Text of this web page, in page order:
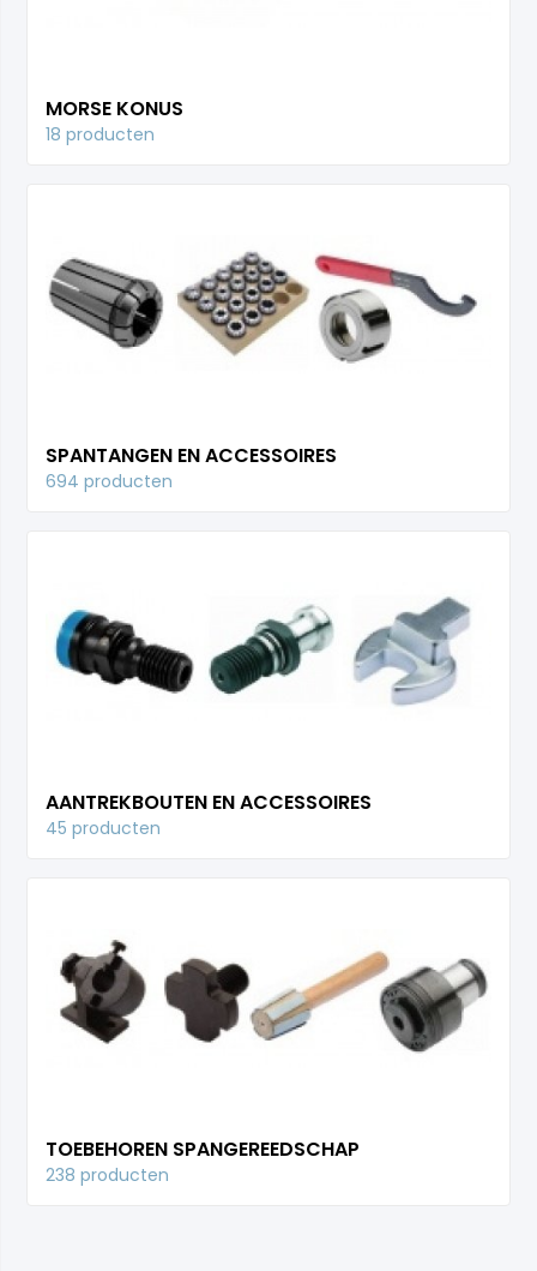
MORSE KONUS
18 producten
SPANTANGEN EN ACCESSOIRES
694 producten
AANTREKBOUTEN EN ACCESSOIRES
45 producten
TOEBEHOREN SPANGEREEDSCHAP
238 producten